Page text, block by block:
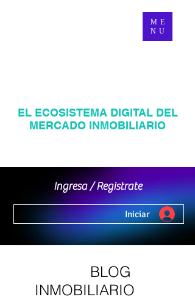
ME
NU
Ingresa / Registrate
Iniciar
EL ECOSISTEMA DIGITAL DEL
MERCADO INMOBILIARIO
BLOG
INMOBILIARIO